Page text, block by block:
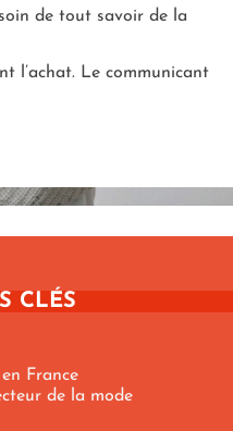
de tout savoir de la
l’achat. Le communicant
CLÉS
en France
de la mode